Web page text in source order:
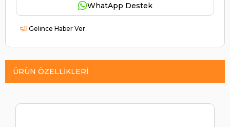
WhatApp Destek
Gelince Haber Ver
ÜRÜN ÖZELLIKLERI